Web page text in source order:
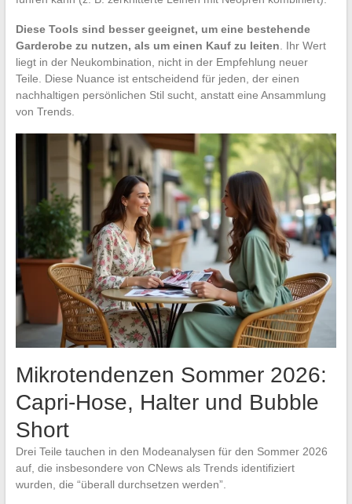
Diese Tools sind besser geeignet, um eine bestehende
Garderobe zu nutzen, als um einen Kauf zu leiten. Ihr Wert
liegt in der Neukombination, nicht in der Empfehlung neuer
Teile. Diese Nuance ist entscheidend für jeden, der einen
nachhaltigen persönlichen Stil sucht, anstatt eine Ansammlung
von Trends.
Mikrotendenzen Sommer 2026:
Capri-Hose, Halter und Bubble
Short
Drei Teile tauchen in den Modeanalysen für den Sommer 2026
auf, die insbesondere von CNews als Trends identifiziert
wurden, die “überall durchsetzen werden”.